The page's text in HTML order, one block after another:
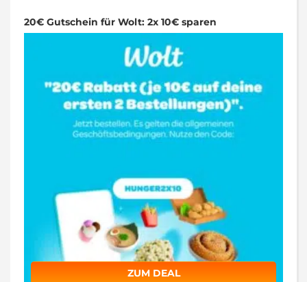
20€ Gutschein für Wolt: 2x 10€ sparen
ZUM DEAL